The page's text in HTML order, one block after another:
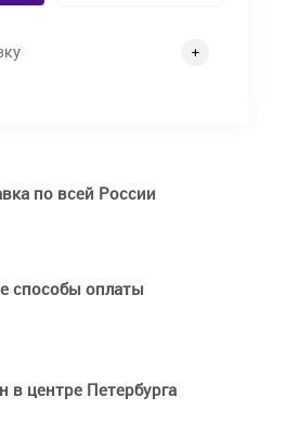
по всей России
способы оплаты
в центре Петербурга